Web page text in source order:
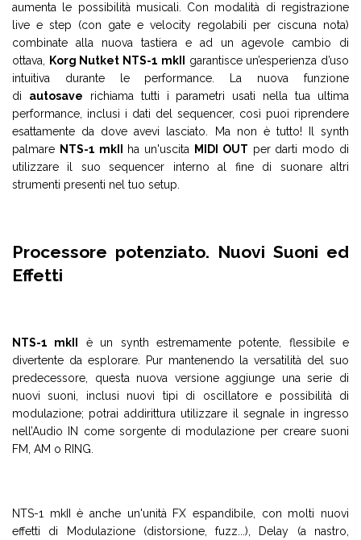
aumenta le possibilità musicali. Con modalità di registrazione
live e step (con gate e velocity regolabili per ciscuna nota)
combinate alla nuova tastiera e ad un agevole cambio di
ottava, Korg Nutket NTS-1 mkII
garantisce un’esperienza d’uso
intuitiva durante le performance. La nuova funzione
di autosave richiama tutti i parametri usati nella tua ultima
performance, inclusi i dati del sequencer, così puoi riprendere
esattamente da dove avevi lasciato. Ma non è tutto! Il synth
palmare NTS-1 mkII ha un'uscita MIDI OUT per darti modo di
utilizzare il suo sequencer interno al fine di suonare altri
strumenti presenti nel tuo setup.
Processore potenziato. Nuovi Suoni ed
Effetti
NTS-1 mkII
è un synth estremamente potente, flessibile e
divertente da esplorare. Pur mantenendo la versatilità del suo
predecessore, questa nuova versione aggiunge una serie di
nuovi suoni, inclusi nuovi tipi di oscillatore e possibilità di
modulazione; potrai addirittura utilizzare il segnale in ingresso
nell’Audio IN come sorgente di modulazione per creare suoni
FM, AM o RING.
NTS-1 mkII è anche un'unità FX espandibile, con molti nuovi
effetti di Modulazione (distorsione, fuzz...), Delay (a nastro,